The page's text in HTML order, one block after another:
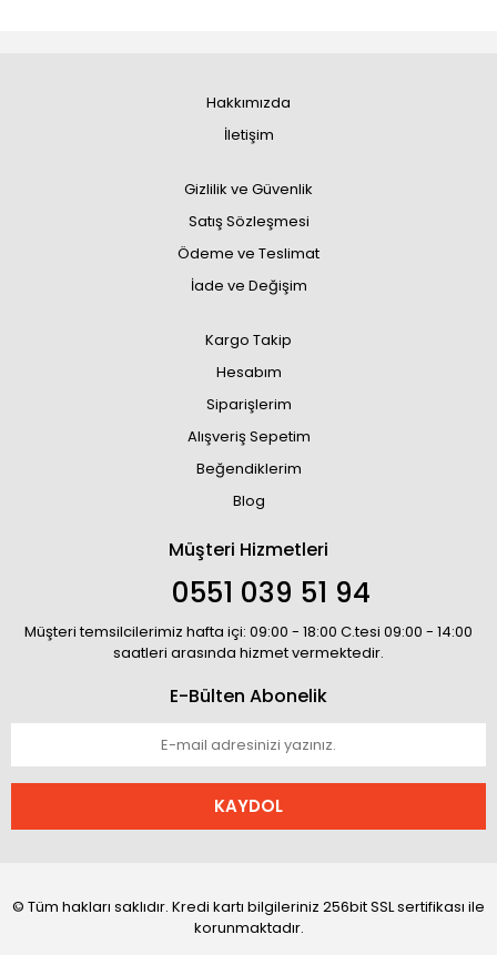
Hakkımızda
İletişim
Gizlilik ve Güvenlik
Satış Sözleşmesi
Ödeme ve Teslimat
İade ve Değişim
Kargo Takip
Hesabım
Siparişlerim
Alışveriş Sepetim
Beğendiklerim
Blog
Müşteri Hizmetleri
0551 039 51 94
Müşteri temsilcilerimiz hafta içi: 09:00 - 18:00 C.tesi 09:00 - 14:00
saatleri arasında hizmet vermektedir.
E-Bülten Abonelik
KAYDOL
© Tüm hakları saklıdır. Kredi kartı bilgileriniz 256bit SSL sertifikası ile
korunmaktadır.